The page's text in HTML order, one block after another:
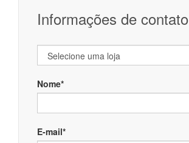
Informações de contato
Nome*
E-mail*